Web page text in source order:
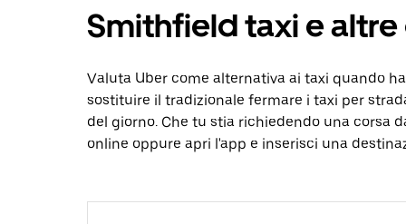
Smithfield taxi e
Valuta Uber come alternativa ai taxi quando
sostituire il tradizionale fermare i taxi per
del giorno. Che tu stia richiedendo una corsa
online oppure apri l'app e inserisci una